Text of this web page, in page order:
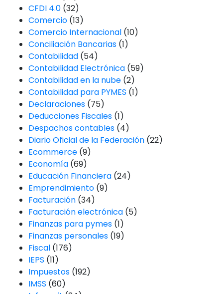
CFDI 4.0(32)
Comercio(13)
Comercio Internacional(10)
Conciliación Bancarias(1)
Contabilidad(54)
Contabilidad Electrónica(59)
Contabilidad en la nube(2)
Contabilidad para PYMES (1)
Declaraciones(75)
Deducciones Fiscales(1)
Despachos contables(4)
Diario Oficial de la Federación(22)
Ecommerce(9)
Economía(69)
Educación Financiera(24)
Emprendimiento(9)
Facturación(34)
Facturación electrónica(5)
Finanzas para pymes(1)
Finanzas personales(19)
Fiscal(176)
IEPS (11)
Impuestos(192)
IMSS (60)